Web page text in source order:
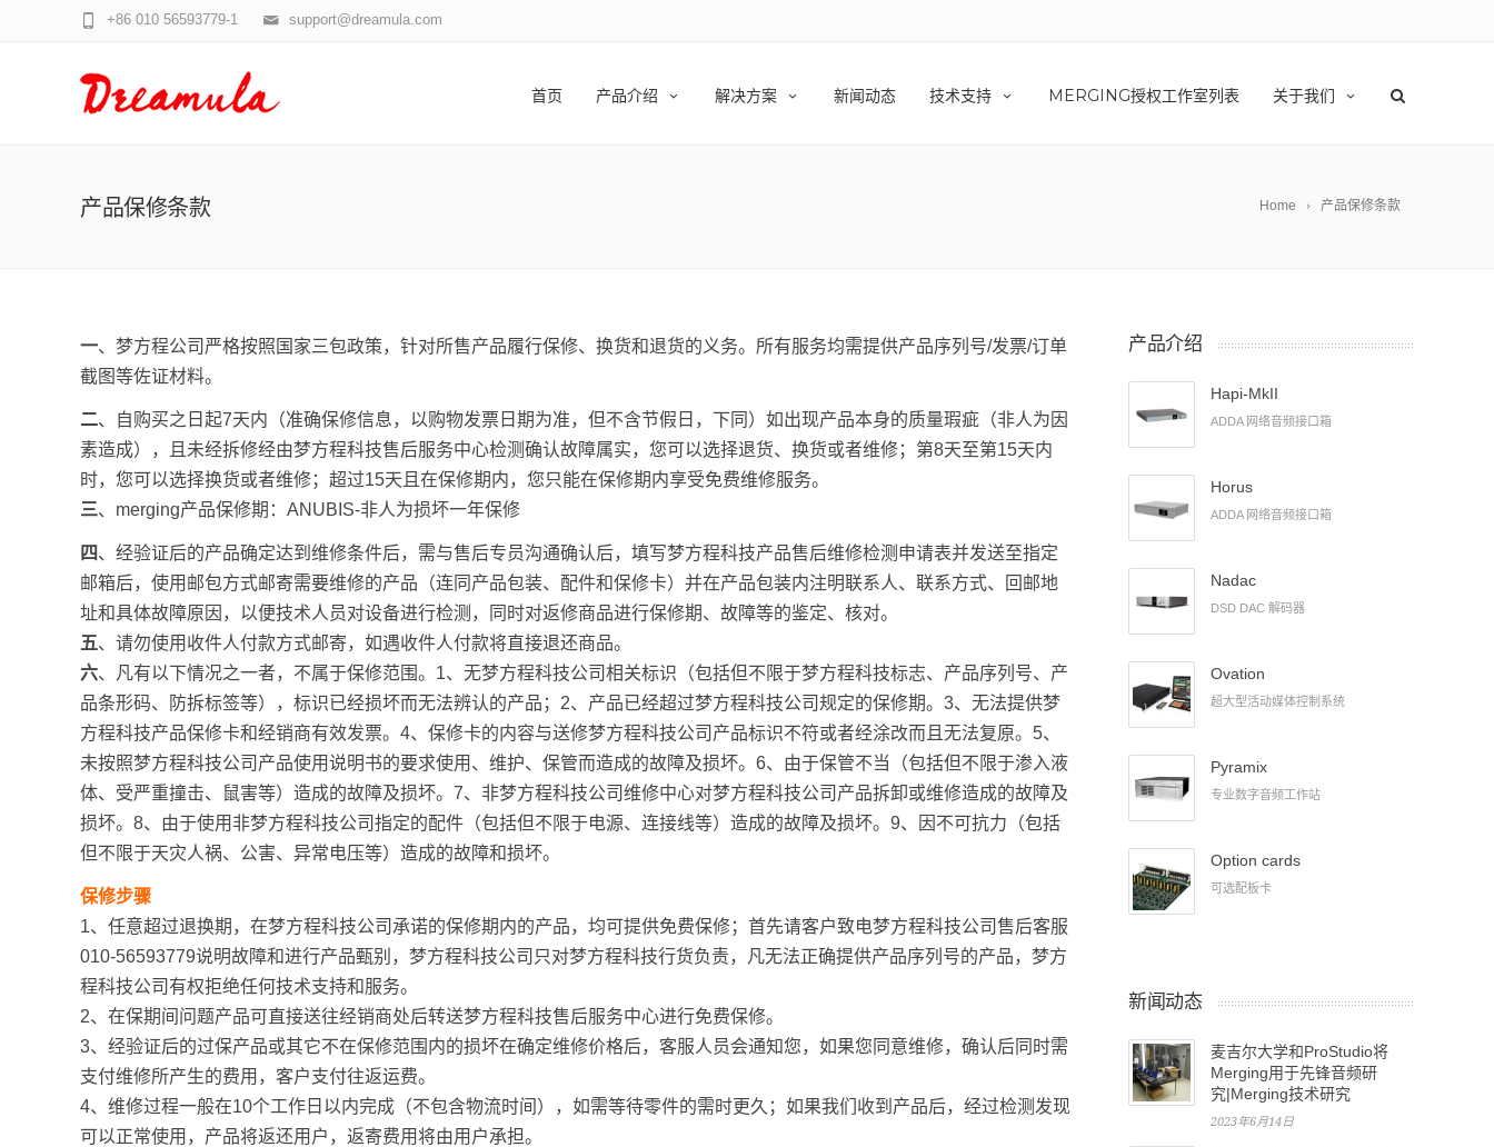
support@dreamula.com
+86 010 56593779-1
首页 产品介绍 解决方案 新闻动态 技术支持 MERGING授权工作室列表 关于我们
Home 产品保修条款
产品保修条款
一、梦方程公司严格按照国家三包政策，针对所售产品履行保修、换货和退货的义务。所有服务均需提供产品序列号/发票/订单
截图等佐证材料。
二、自购买之日起7天内（准确保修信息，以购物发票日期为准，但不含节假日，下同）如出现产品本身的质量瑕疵（非人为因
素造成），且未经拆修经由梦方程科技售后服务中心检测确认故障属实，您可以选择退货、换货或者维修；第8天至第15天内
时，您可以选择换货或者维修；超过15天且在保修期内，您只能在保修期内享受免费维修服务。
三、merging产品保修期：ANUBIS-非人为损坏一年保修
四、经验证后的产品确定达到维修条件后，需与售后专员沟通确认后，填写梦方程科技产品售后维修检测申请表并发送至指定
邮箱后，使用邮包方式邮寄需要维修的产品（连同产品包装、配件和保修卡）并在产品包装内注明联系人、联系方式、回邮地
址和具体故障原因，以便技术人员对设备进行检测，同时对返修商品进行保修期、故障等的鉴定、核对。
五、请勿使用收件人付款方式邮寄，如遇收件人付款将直接退还商品。
六、凡有以下情况之一者，不属于保修范围。1、无梦方程科技公司相关标识（包括但不限于梦方程科技标志、产品序列号、产
品条形码、防拆标签等），标识已经损坏而无法辨认的产品；2、产品已经超过梦方程科技公司规定的保修期。3、无法提供梦
方程科技产品保修卡和经销商有效发票。4、保修卡的内容与送修梦方程科技公司产品标识不符或者经涂改而且无法复原。5、
未按照梦方程科技公司产品使用说明书的要求使用、维护、保管而造成的故障及损坏。6、由于保管不当（包括但不限于渗入液
体、受严重撞击、鼠害等）造成的故障及损坏。7、非梦方程科技公司维修中心对梦方程科技公司产品拆卸或维修造成的故障及
损坏。8、由于使用非梦方程科技公司指定的配件（包括但不限于电源、连接线等）造成的故障及损坏。9、因不可抗力（包括
但不限于天灾人祸、公害、异常电压等）造成的故障和损坏。
保修步骤
1、任意超过退换期，在梦方程科技公司承诺的保修期内的产品，均可提供免费保修；首先请客户致电梦方程科技公司售后客服
010-56593779说明故障和进行产品甄别，梦方程科技公司只对梦方程科技行货负责，凡无法正确提供产品序列号的产品，梦方
程科技公司有权拒绝任何技术支持和服务。
2、在保期间问题产品可直接送往经销商处后转送梦方程科技售后服务中心进行免费保修。
3、经验证后的过保产品或其它不在保修范围内的损坏在确定维修价格后，客服人员会通知您，如果您同意维修，确认后同时需
支付维修所产生的费用，客户支付往返运费。
4、维修过程一般在10个工作日以内完成（不包含物流时间），如需等待零件的需时更久；如果我们收到产品后，经过检测发现
可以正常使用，产品将返还用户，返寄费用将由用户承担。
产品介绍
Hapi-MkII
ADDA 网络音频接口箱
Horus
ADDA 网络音频接口箱
Nadac
DSD DAC 解码器
Ovation
超大型活动媒体控制系统
Pyramix
专业数字音频工作站
Option cards
可选配板卡
新闻动态
麦吉尔大学和ProStudio将
Merging用于先锋音频研
究|Merging技术研究
2023年6月14日